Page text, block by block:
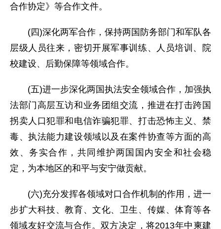
合作协定》等合作文件。
(四)深化两军合作，保持两国防务部门和军队各
层级人员往来，密切开展军事训练、人员培训、院
校建设、后勤保障等领域合作。
(五)进一步深化两国执法安全领域合作，加强执
法部门高层互访和业务团组交流，推进在打击跨国
拐卖人口犯罪和电信诈骗犯罪、打击恐怖主义、禁
毒、执法能力建设领域以及在案件协查等方面的高
效、务实合作，共同维护两国国内安全和社会稳
定，为本地区的和平与安宁做贡献。
(六)充分发挥各领域对口合作机制的作用，进一
步扩大科技、教育、文化、卫生、传媒、体育等各
领域友好交流与合作。双方决定，将2013年中柬建